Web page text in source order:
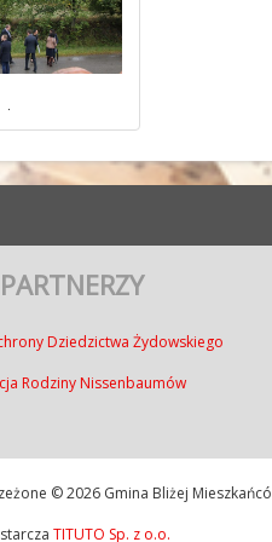
.
PARTNERZY
Dziedzictwa Żydowskiego
Rodziny Nissenbaumów
© 2026 Gmina Bliżej
TITUTO Sp. z o.o.